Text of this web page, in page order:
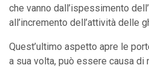
che vanno dall’ispessimento
all’incremento dell’attività delle
Quest’ultimo aspetto apre le
a sua volta, può essere causa